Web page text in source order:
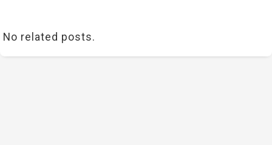
No related posts.